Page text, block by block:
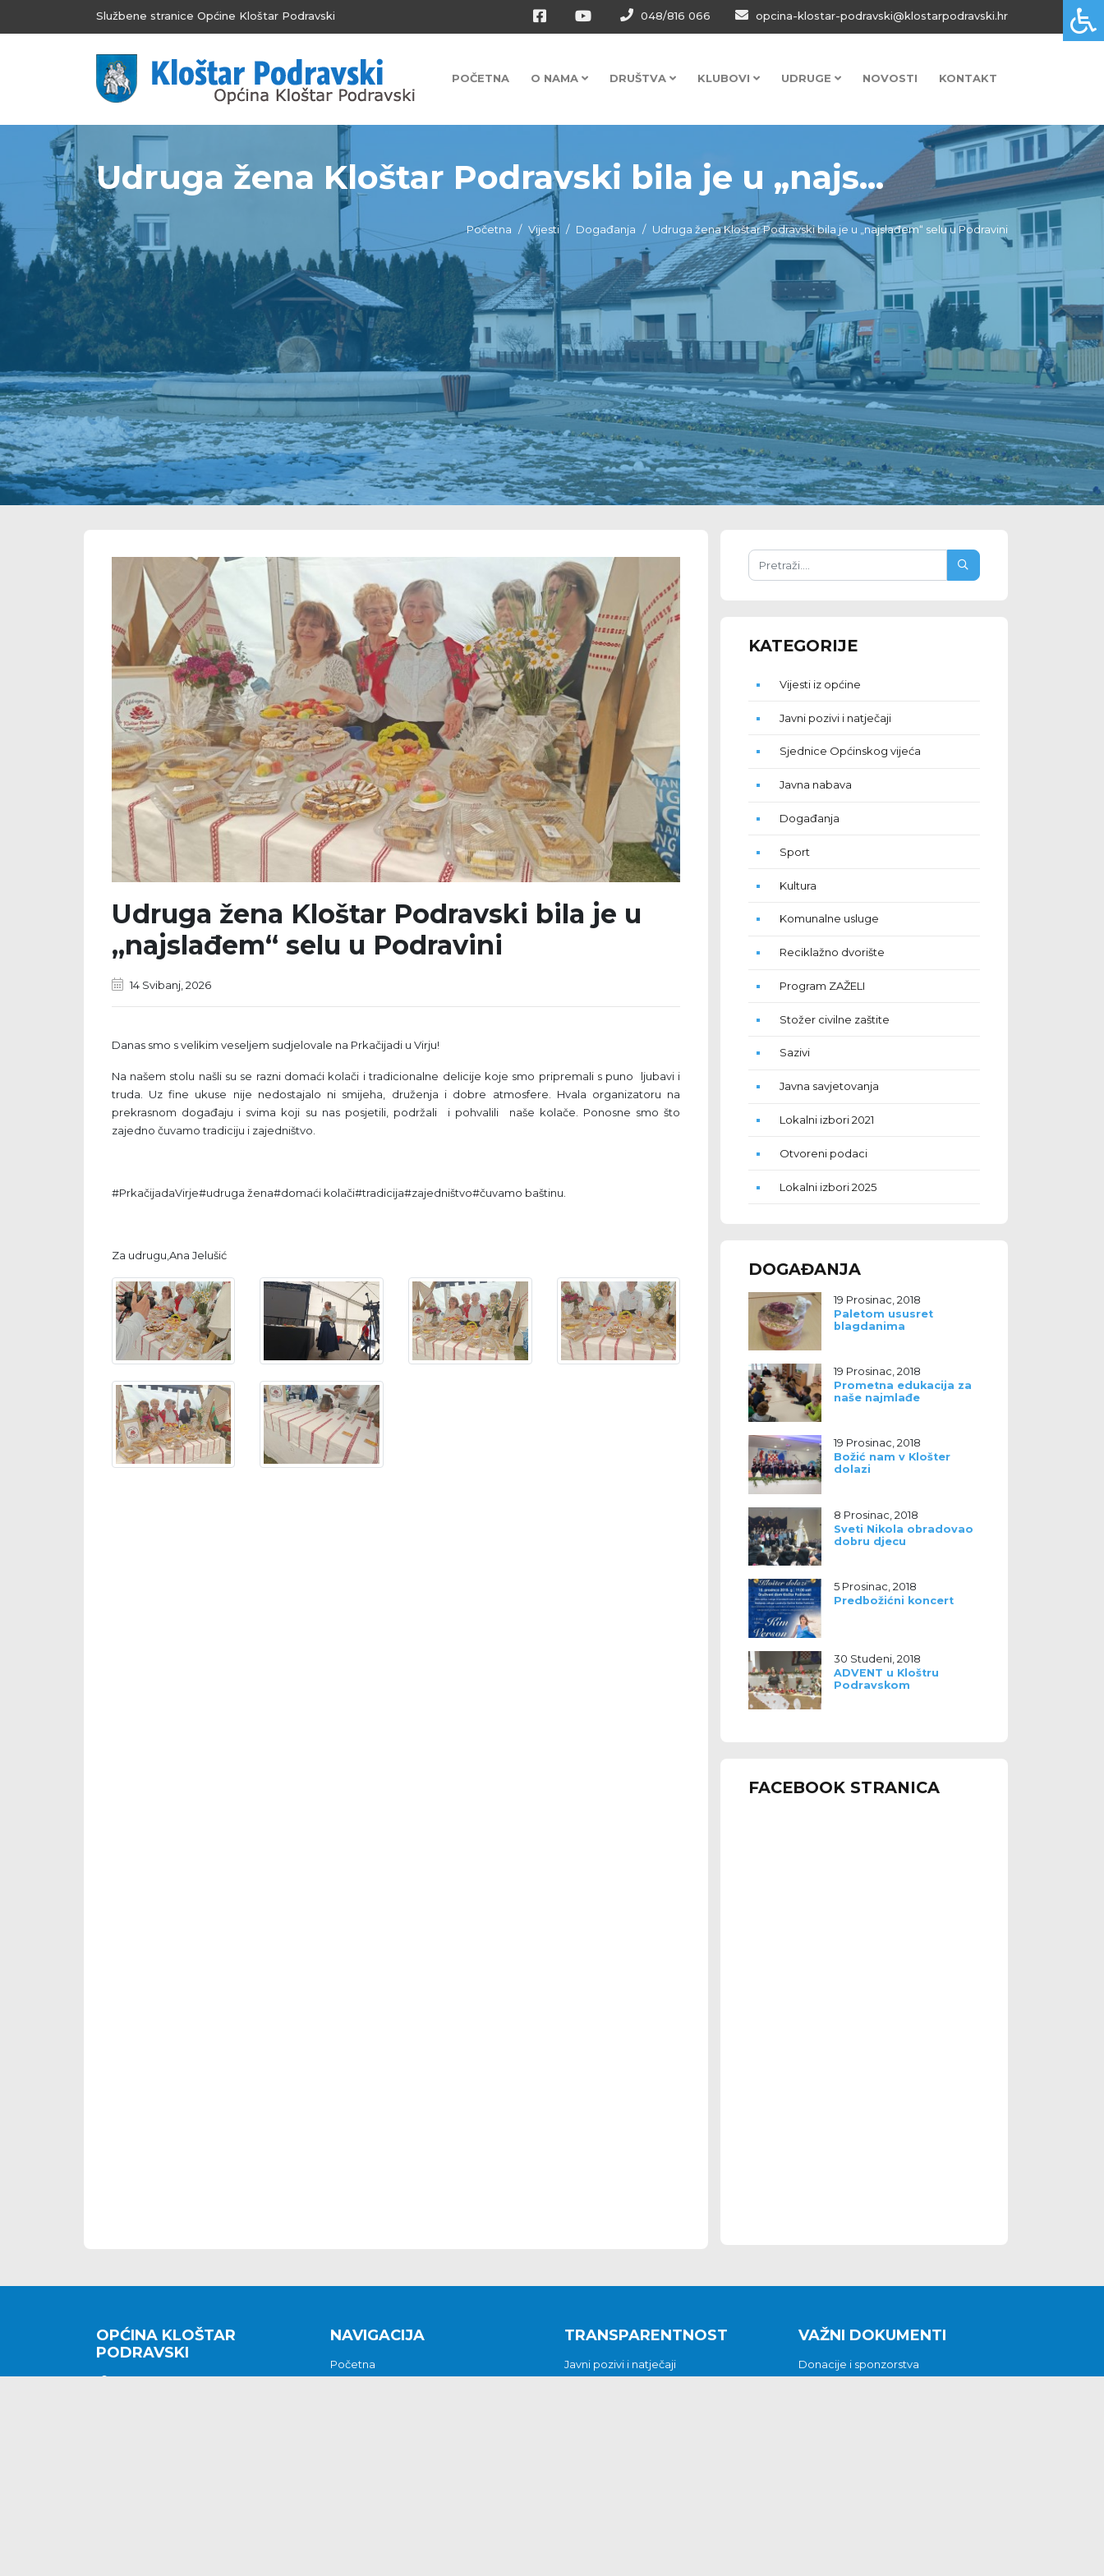
Službene stranice Općine Kloštar Podravski 048/816 066 opcina-klostar-podravski@klostarpodravski.hr
POČETNA O NAMA DRUŠTVA KLUBOVI UDRUGE NOVOSTI KONTAKT
Udruga žena Kloštar Podravski bila je u „najs...
Početna Vijesti Događanja Udruga žena Kloštar Podravski bila je u „najslađem“ selu u Podravini
Udruga žena Kloštar Podravski bila je u
„najslađem“ selu u Podravini
14 Svibanj, 2026
Danas smo s velikim veseljem sudjelovale na Prkačijadi u Virju!
Na našem stolu našli su se razni domaći kolači i tradicionalne delicije koje smo pripremali s puno ljubavi i
truda. Uz fine ukuse nije nedostajalo ni smijeha, druženja i dobre atmosfere. Hvala organizatoru na
prekrasnom događaju i svima koji su nas posjetili, podržali i pohvalili naše kolače. Ponosne smo što
zajedno čuvamo tradiciju i zajedništvo.
#PrkačijadaVirje#udruga žena#domaći kolači#tradicija#zajedništvo#čuvamo baštinu.
Za udrugu,Ana Jelušić
KATEGORIJE
Vijesti iz općine
Javni pozivi i natječaji
Sjednice Općinskog vijeća
Javna nabava
Događanja
Sport
Kultura
Komunalne usluge
Reciklažno dvorište
Program ZAŽELI
Stožer civilne zaštite
Sazivi
Javna savjetovanja
Lokalni izbori 2021
Otvoreni podaci
Lokalni izbori 2025
DOGAĐANJA
19 Prosinac, 2018
Paletom ususret
blagdanima
19 Prosinac, 2018
Prometna edukacija za
naše najmlađe
19 Prosinac, 2018
Božić nam v Klošter
dolazi
8 Prosinac, 2018
Sveti Nikola obradovao
dobru djecu
5 Prosinac, 2018
Predbožićni koncert
30 Studeni, 2018
ADVENT u Kloštru
Podravskom
FACEBOOK STRANICA
OPĆINA KLOŠTAR
PODRAVSKI
NAVIGACIJA
Početna
TRANSPARENTNOST
Javni pozivi i natječaji
VAŽNI DOKUMENTI
Donacije i sponzorstva